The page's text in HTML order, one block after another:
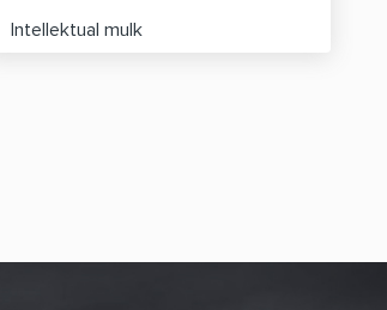
Intellektual mulk